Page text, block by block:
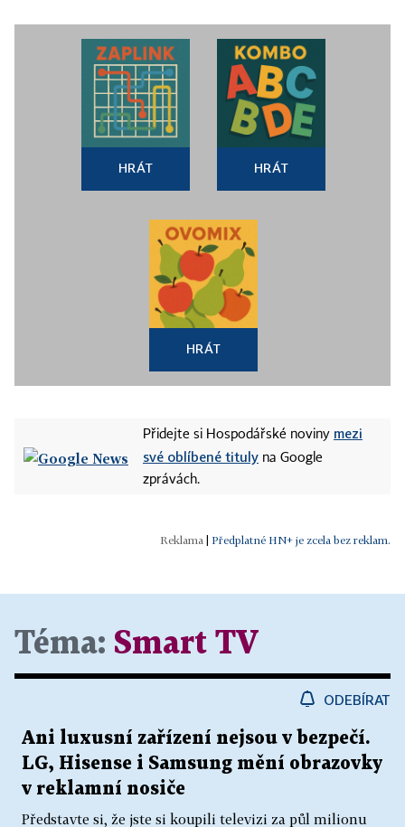
HRÁT HRÁT
HRÁT
Přidejte si Hospodářské noviny mezi
své oblíbené tituly na Google
zprávách.
Předplatné HN+ je zcela bez reklam.
Téma: Smart TV
ODEBÍRAT
Ani luxusní zařízení nejsou v bezpečí.
LG, Hisense i Samsung mění obrazovky
v reklamní nosiče
Představte si, že jste si koupili televizi za půl milionu